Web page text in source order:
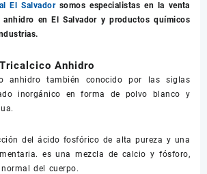
El Salvadorsomos especialistas en la venta
en El Salvador y productos químicos
Anhidro
anhidro también conocido por las siglas
inorgánico en forma de polvo blanco y
del ácido fosfórico de alta pureza y una
es una mezcla de calcio y fósforo,
del cuerpo.